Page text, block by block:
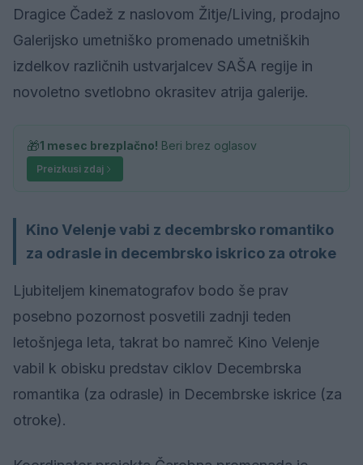
Dragice Čadež z naslovom Žitje/Living, prodajno
Galerijsko umetniško promenado umetniških
izdelkov različnih ustvarjalcev SAŠA regije in
novoletno svetlobno okrasitev atrija galerije.
🎁1 mesec brezplačno! Beri brez oglasov
Preizkusi zdaj
Kino Velenje vabi z decembrsko romantiko
za odrasle in decembrsko iskrico za otroke
Ljubiteljem kinematografov bodo še prav
posebno pozornost posvetili zadnji teden
letošnjega leta, takrat bo namreč Kino Velenje
vabil k obisku predstav ciklov Decembrska
romantika (za odrasle) in Decembrske iskrice (za
otroke).